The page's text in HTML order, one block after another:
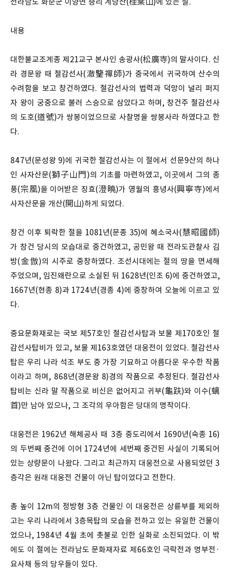
내용
대한불교조계종 제21교구 본사인 송광사(松廣寺)의 말사이다. 신
라 경문왕 때 철감선사(澈鑒禪師)가 중국에서 귀국하여 산수의
수려함을 보고 창건하였다. 철감선사의 법력과 덕망이 널리 퍼지
자 왕이 궁중으로 불러 스승으로 삼았다고 하며, 창건주 철감선사
의 도호(道號)가 쌍봉이었으므로 사찰명을 쌍봉사라 하였다고 한
다.
847년(문성왕 9)에 귀국한 철감선사는 이 절에서 선문9산의 하나
인 사자산문(獅子山門)의 기초를 마련하였고, 이곳에서 그의 종
풍(宗風)을 이어받은 징효(澄曉)가 영월의 흥녕사(興寧寺)에서
사자산문을 개산(開山)하게 되었다.
창건 이후 퇴락한 절을 1081년(문종 35)에 혜소국사(慧昭國師)
가 창건 당시의 모습대로 중건하였고, 공민왕 때 전라도관찰사 김
방(金倣)의 시주로 중창하였다. 조선시대에는 절의 땅을 면세해
주었으며, 임진왜란으로 소실된 뒤 1628년(인조 6)에 중건하였고,
1667년(현종 8)과 1724년(경종 4)에 중창하여 오늘에 이르고 있
다.
중요문화재로는 국보 제57호인 철감선사탑과 보물 제170호인 철
감선사탑비가 있고, 보물 제163호였던 대웅전이 있었다. 철감선사
탑은 우리 나라 석조 부도 중 가장 기묘하고 아름다운 우수한 작품
이라고 하며, 868년(경문왕 8)경의 작품으로 추정된다. 철감선사
탑비는 신라 말 작품으로 비신은 없어지고 귀부(龜趺)와 이수(螭
首)만 남아 있으나, 그 조각의 우아함은 당대의 명작이다.
대웅전은 1962년 해체공사 때 3층 중도리에서 1690년(숙종 16)
의 두번째 중건에 이어 1724년에 세번째 중건된 사실이 기록되어
있는 상량문이 나왔다. 그리고 최근까지 대웅전으로 사용되었던 3
층각은 원래 대웅전 건물이 아닌 탑이었다고 전한다.
총 높이 12m의 정방형 3층 건물인 이 대웅전은 상륜부를 제외하
고는 우리 나라에서 3층목탑의 모습을 전하고 있는 유일한 건물이
었으나, 1984년 4월 초에 촛불로 인한 실화로 소진되었다. 이 밖
에도 이 절에는 전라남도 문화재자료 제66호인 극락전과 명부전·
요사채 등의 당우들이 있다.